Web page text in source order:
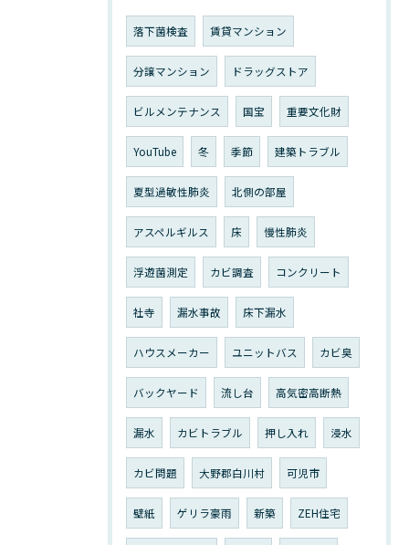
落下菌検査 賃貸マンション
分譲マンション ドラッグストア
ビルメンテナンス 国宝 重要文化財
YouTube 冬 季節 建築トラブル
夏型過敏性肺炎 北側の部屋
アスペルギルス 床 慢性肺炎
浮遊菌測定 カビ調査 コンクリート
社寺 漏水事故 床下漏水
ハウスメーカー ユニットバス カビ臭
バックヤード 流し台 高気密高断熱
漏水 カビトラブル 押し入れ 浸水
カビ問題 大野郡白川村 可児市
壁紙 ゲリラ豪雨 新築 ZEH住宅